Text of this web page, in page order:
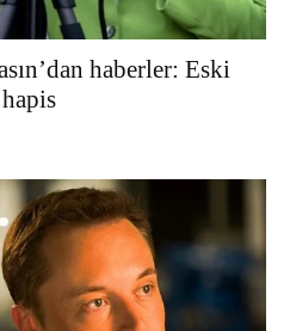
haberler: Eski